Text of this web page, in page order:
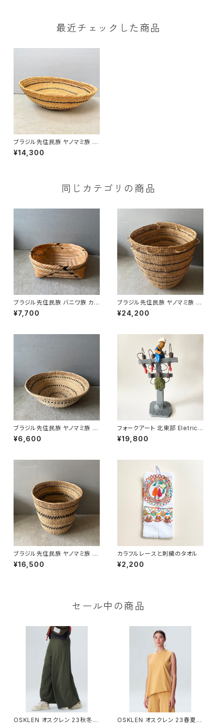
最近チェックした商品
ブラジル先住民族 ヤノマミ族 カ
ゴ （２）
¥14,300
同じカテゴリの商品
ブラジル先住民族 バニワ族 カゴ
’25 （８）
¥7,700
ブラジル先住民族 ヤノマミ族 カ
ゴ '25（１）
¥24,200
ブラジル先住民族 ヤノマミ族 カ
ゴ '25（５）
¥6,600
フォークアート 北東部 Eletrici
sta 電気工事士 LUIS ANTO
NIO
¥19,800
ブラジル先住民族 ヤノマミ族 カ
ゴ '25（４）
¥16,500
カラフルレースと刺繍のタオル
¥2,200
セール中の商品
OSKLEN オスクレン 23秋冬
OSKLEN オスクレン 23春夏 ト